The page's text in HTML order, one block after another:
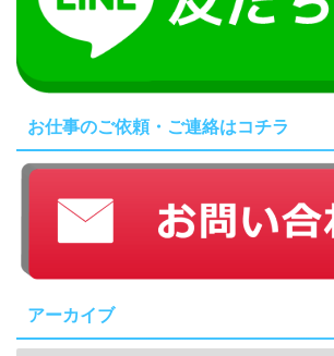
お仕事のご依頼・ご連絡はコチラ
アーカイブ